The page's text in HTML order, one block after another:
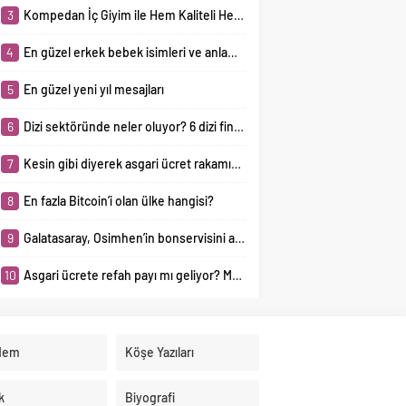
3 Kompedan İç Giyim ile Hem Kaliteli Hem de Şık İç Giyim Ürünlerine Ulaşma İmkânı
4 En güzel erkek bebek isimleri ve anlamları
5 En güzel yeni yıl mesajları
6 Dizi sektöründe neler oluyor? 6 dizi final yaptı, 5 dizi ertelendi, 8 yeni dizi yolda!
7 Kesin gibi diyerek asgari ücret rakamını duyurdu! Rakam mutlu etmeyecek
8 En fazla Bitcoin’i olan ülke hangisi?
9 Galatasaray, Osimhen’in bonservisini alıyor mu? Napoli’den açıklama geldi
10 Asgari ücrete refah payı mı geliyor? Mehmet Şimşek’e ilettiler
Köşe Yazıları
Biyografi